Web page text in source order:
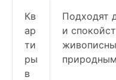
Кв
ар
ти
ры
в
Подходят
и